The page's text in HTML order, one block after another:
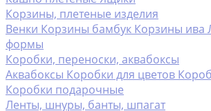
Корзины, плетеные изделия
Венки Корзины бамбук Корзины ива
формы
Коробки, переноски, аквабоксы
Аквабоксы Коробки для цветов
Коробки подарочные
Ленты, шнуры, банты, шпагат